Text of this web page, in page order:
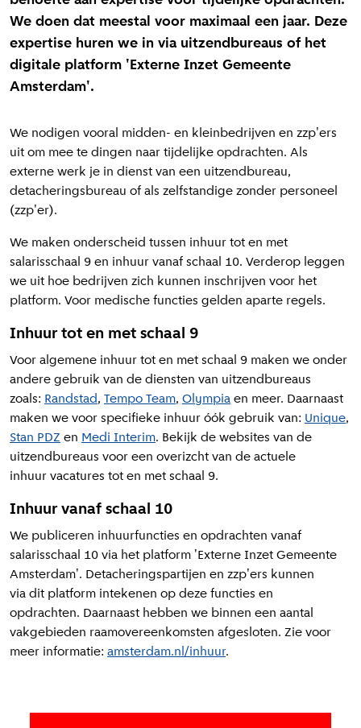
We doen dat meestal voor maximaal een jaar. Deze
expertise huren we in via uitzendbureaus of het
digitale platform 'Externe Inzet Gemeente
Amsterdam'.
We nodigen vooral midden- en kleinbedrijven en zzp'ers
uit om mee te dingen naar tijdelijke opdrachten. Als
externe werk je in dienst van een uitzendbureau,
detacheringsbureau of als zelfstandige zonder personeel
(zzp'er).
We maken onderscheid tussen inhuur tot en met
salarisschaal 9 en inhuur vanaf schaal 10. Verderop leggen
we uit hoe bedrijven zich kunnen inschrijven voor het
platform. Voor medische functies gelden aparte regels.
Inhuur tot en met schaal 9
Voor algemene inhuur tot en met schaal 9 maken we onder
andere gebruik van de diensten van uitzendbureaus
zoals: Randstad, Tempo Team, Olympiaen meer. Daarnaast
maken we voor specifieke inhuur óók gebruik van: Unique,
Stan PDZ en Medi Interim. Bekijk de websites van de
uitzendbureaus voor een overizcht van de actuele
inhuur vacatures tot en met schaal 9.
Inhuur vanaf schaal 10
We publiceren inhuurfuncties en opdrachten vanaf
salarisschaal 10 via het platform 'Externe Inzet Gemeente
Amsterdam'. Detacheringspartijen en zzp'ers kunnen
via dit platform intekenen op deze functies en
opdrachten. Daarnaast hebben we binnen een aantal
vakgebieden raamovereenkomsten afgesloten. Zie voor
meer informatie: amsterdam.nl/inhuur.